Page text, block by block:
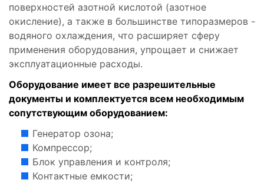
поверхностей азотной кислотой (азотное
окисление), а также в большинстве типоразмеров -
водяного охлаждения, что расширяет сферу
применения оборудования, упрощает и снижает
эксплуатационные расходы.
Оборудование имеет все разрешительные
документы и комплектуется всем необходимым
сопутствующим оборудованием:
Генератор озона;
Компрессор;
Блок управления и контроля;
Контактные емкости;